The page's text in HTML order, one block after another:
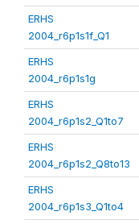
ERHS
2004_r6p1s1f_Q1
ERHS
2004_r6p1s1g
ERHS
2004_r6p1s2_Q1to7
ERHS
2004_r6p1s2_Q8to13
ERHS
2004_r6p1s3_Q1to4